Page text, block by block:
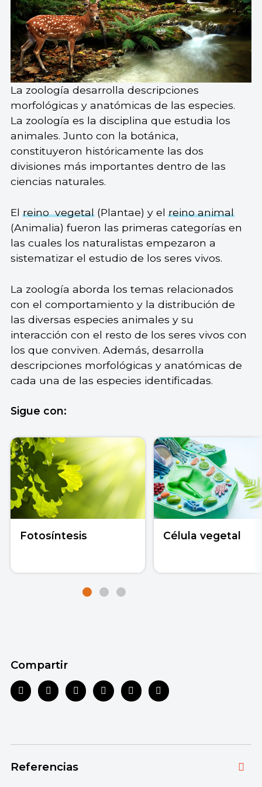
La zoología desarrolla descripciones
morfológicas y anatómicas de las especies.
La zoología es la disciplina que estudia los
animales. Junto con la botánica,
constituyeron históricamente las dos
divisiones más importantes dentro de las
ciencias naturales.
Elreino vegetal(Plantae) y elreino animal
(Animalia) fueron las primeras categorías en
las cuales los naturalistas empezaron a
sistematizar el estudio de los seres vivos.
La zoología aborda los temas relacionados
con el comportamiento y la distribución de
las diversas especies animales y su
interacción con el resto de los seres vivos con
los que conviven. Además, desarrolla
descripciones morfológicas y anatómicas de
cada una de las especies identificadas.
Sigue con:
Fotosíntesis Célula vegetal
Compartir
Referencias